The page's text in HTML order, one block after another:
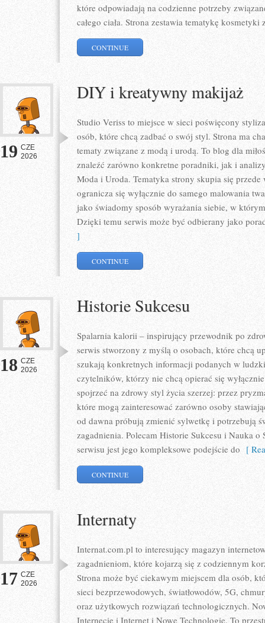
które odpowiadają na codzienne potrzeby
całego ciała. Strona zestawia tematykę kosmetyki
CONTINUE
19 CZE
2026
DIY i kreatywny makijaż
Studio Veriss to miejsce w sieci poświęcony
osób, które chcą zadbać o swój styl. Strona ma
tematy związane z modą i urodą. To blog dla
znaleźć zarówno konkretne poradniki, jak i
Moda i Uroda. Tematyka strony skupia się
ogranicza się wyłącznie do samego malowania
jako świadomy sposób wyrażania siebie, w
Dzięki temu serwis może być odbierany jako
]
CONTINUE
18 CZE
2026
Historie Sukcesu
Spalarnia kalorii – inspirujący przewodnik po
serwis stworzony z myślą o osobach, które chcą
szukają konkretnych informacji podanych w
czytelników, którzy nie chcą opierać się
spojrzeć na zdrowy styl życia szerzej: przez
które mogą zainteresować zarówno osoby
od dawna próbują zmienić sylwetkę i potrzebują
zagadnienia. Polecam Historie Sukcesu i Nauka
serwisu jest jego kompleksowe podejście do [
CONTINUE
17 CZE
2026
Internaty
Internat.com.pl to interesujący magazyn
zagadnieniom, które kojarzą się z codziennym
Strona może być ciekawym miejscem dla osób,
sieci bezprzewodowych, światłowodów, 5G,
oraz użytkowych rozwiązań technologicznych.
Internecie i Internet i Nowe Technologie. To